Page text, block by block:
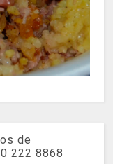
de
222 8868